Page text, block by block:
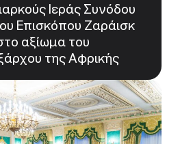
Ιεράς Συνόδου
Επισκόπου Ζαράισκ
αξίωμα του
της Αφρικής